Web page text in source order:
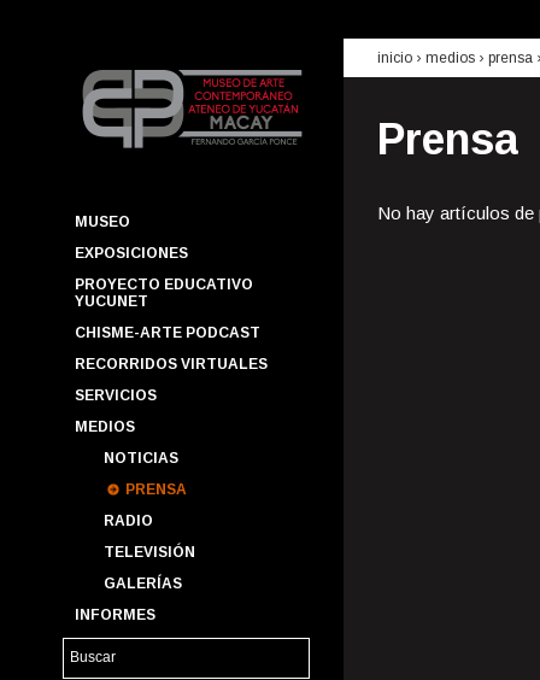
MUSEO
EXPOSICIONES
PROYECTO EDUCATIVO
YUCUNET
CHISME-ARTE PODCAST
RECORRIDOS VIRTUALES
SERVICIOS
MEDIOS
NOTICIAS
PRENSA
RADIO
TELEVISIÓN
GALERÍAS
INFORMES
inicio › medios › prensa
Prensa
No hay artículos de